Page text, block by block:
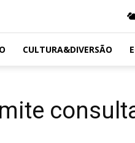
CULTURA&DIVERSÃO